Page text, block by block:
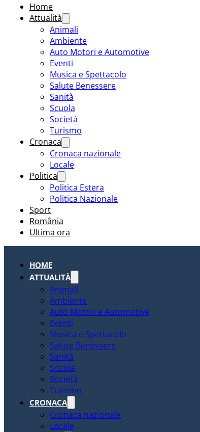
Home
Attualità
Animali
Ambiente
Auto Motori e Automotive
Eventi
Musica e Spettacolo
Salute Benessere
Sanità
Scuola
Società
Turismo
Cronaca
Cronaca nazionale
Locale
Politica
Politica Estera
Politica Nazionale
Sport
România
Ultima ora
HOME
ATTUALITÀ
Animali
Ambiente
Auto Motori e Automotive
Eventi
Musica e Spettacolo
Salute Benessere
Sanità
Scuola
Società
Turismo
CRONACA
Cronaca nazionale
Locale